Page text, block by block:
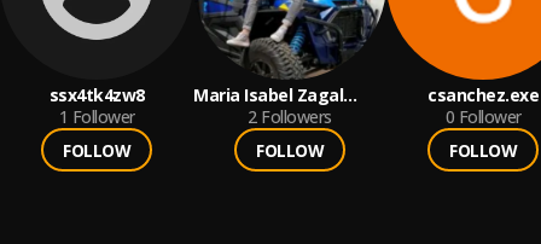
ssx4tk4zw8
1 Follower
FOLLOW
Maria Isabel Zagal
2 Followers
FOLLOW
csanchez.exe
0 Follower
FOLLOW